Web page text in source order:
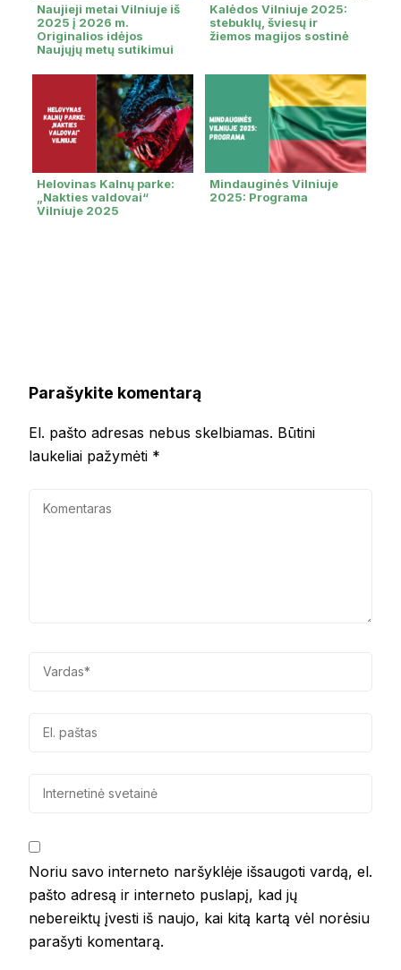
Naujieji metai Vilniuje iš
2025 į 2026 m.
Originalios idėjos
Naujųjų metų sutikimui
Kalėdos Vilniuje 2025:
stebuklų, šviesų ir
žiemos magijos sostinė
Helovinas Kalnų parke:
„Nakties valdovai“
Vilniuje 2025
Mindauginės Vilniuje
2025: Programa
Parašykite komentarą
El. pašto adresas nebus skelbiamas. Būtini
laukeliai pažymėti *
Noriu savo interneto naršyklėje išsaugoti vardą, el.
pašto adresą ir interneto puslapį, kad jų
nebereiktų įvesti iš naujo, kai kitą kartą vėl norėsiu
parašyti komentarą.